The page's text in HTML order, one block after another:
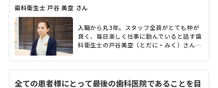
ったが、2年ほど前、歯科医師として行き詰
す。それを打ち破ったのが「Keep28」とい
う言葉との出会いだった。28本、すべての歯
を保ったまま生涯を過ごすことをめざしてい
く言葉だが、それが容易ではないことは言う
歯科衛生士 戸谷 美空 さん
入職から丸3年。スタッフ全員がとても仲が
良く、毎日楽しく仕事に励んでいると話す歯
科衛生士の戸谷美空（とだに・みく）さん。
いう「たかもり歯科医院」の働きやすさや、
全ての患者様にとって最後の歯科医院であることを目